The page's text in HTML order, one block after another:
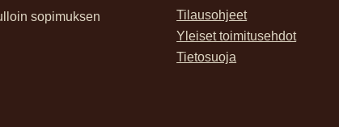
sopimuksen
Tilausohjeet
Yleiset toimitusehdot
Tietosuoja